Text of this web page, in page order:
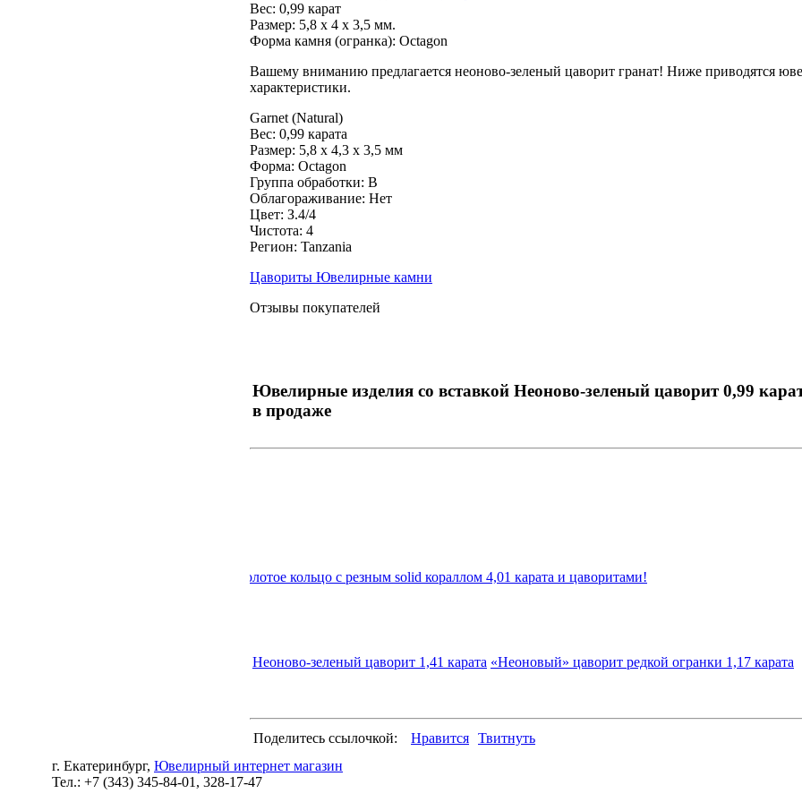
Вес: 0,99 карат
Размер: 5,8 x 4 x 3,5 мм.
Форма камня (огранка): Octagon
Вашему вниманию предлагается неоново-зеленый цаворит гранат! Ниже приводятся
характеристики.
Garnet (Natural)
Вес: 0,99 карата
Размер: 5,8 х 4,3 х 3,5 мм
Форма: Octagon
Группа обработки: В
Облагораживание: Нет
Цвет: З.4/4
Чистота: 4
Регион: Tanzania
Цавориты Ювелирные камни
Отзывы покупателей
Ювелирные изделия со вставкой Неоново-зеленый цаворит 0,99
в продаже
Золотое кольцо с резным solid кораллом 4,01 карата и цаворитами!
Неоново-зеленый цаворит 1,41 карата «Неоновый» цаворит редкой огранки 1,17 карата
Поделитесь ссылочкой: Нравится Твитнуть
г. Екатеринбург, Ювелирный интернет магазин
Тел.: +7 (343) 345-84-01, 328-17-47